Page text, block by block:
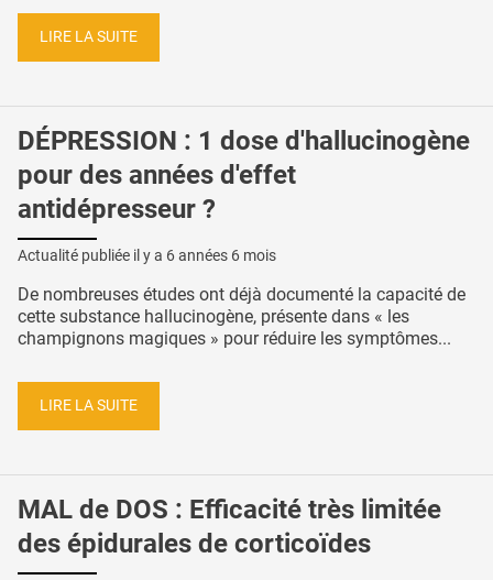
LIRE LA SUITE
DÉPRESSION : 1 dose d'hallucinogène
pour des années d'effet
antidépresseur ?
Actualité publiée il y a 6 années 6 mois
De nombreuses études ont déjà documenté la capacité de
cette substance hallucinogène, présente dans « les
champignons magiques » pour réduire les symptômes...
LIRE LA SUITE
MAL de DOS : Efficacité très limitée
des épidurales de corticoïdes